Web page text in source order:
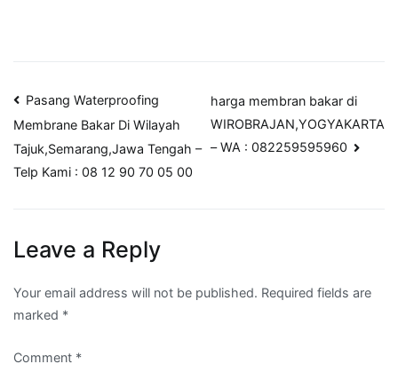
Post
navigation
Pasang Waterproofing
Membrane Bakar Di Wilayah
Tajuk,Semarang,Jawa Tengah –
Telp Kami : 08 12 90 70 05 00
harga membran bakar di
WIROBRAJAN,YOGYAKARTA
– WA : 082259595960
Leave a Reply
Your email address will not be published. Required fields are
marked *
Comment *